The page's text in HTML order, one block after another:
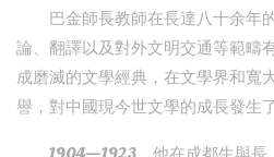
巴金師長教師在長達八十余年
論、翻譯以及對外文明交通等範疇
成磨滅的文學經典，在文學界和寬
譽，對中國現今世文學的成長發生